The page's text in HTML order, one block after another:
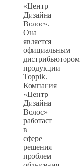
«Центр
Дизайна
Волос».
Она
является
официальным
дистрибьютором
продукции
Toppik.
Компания
«Центр
Дизайна
Волос»
работает
в
сфере
решения
проблем